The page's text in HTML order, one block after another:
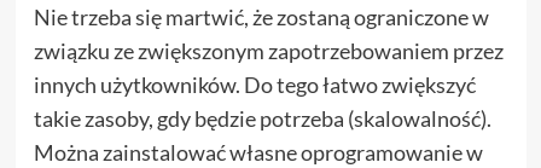
Nie trzeba się martwić, że zostaną ograniczone w
związku ze zwiększonym zapotrzebowaniem przez
innych użytkowników. Do tego łatwo zwiększyć
takie zasoby, gdy będzie potrzeba (skalowalność).
Można zainstalować własne oprogramowanie w